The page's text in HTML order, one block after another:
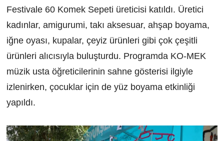
Festivale 60 Komek Sepeti üreticisi katıldı. Üretici
kadınlar, amigurumi, takı aksesuar, ahşap boyama,
iğne oyası, kupalar, çeyiz ürünleri gibi çok çeşitli
ürünleri alıcısıyla buluşturdu. Programda KO-MEK
müzik usta öğreticilerinin sahne gösterisi ilgiyle
izlenirken, çocuklar için de yüz boyama etkinliği
yapıldı.